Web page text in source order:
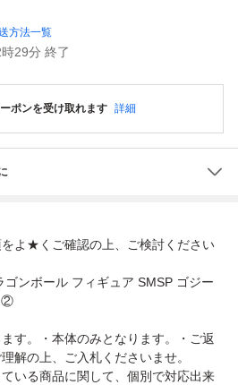
方法一覧
29分 終了
ポンを受け取れます 詳細
よ★くご確認の上、ご検討ください
ンボール フィギュア SMSP ゴジー
②
す。・本体のみとなります。・ご返
解の上、ご入札くださいませ。
いる商品に関して、個別で対応出来